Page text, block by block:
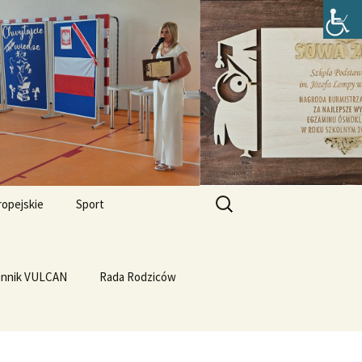
Lompy w
Linux
Sport
WF z Klasą
VULCAN Rada Rodziców
Szukaj: